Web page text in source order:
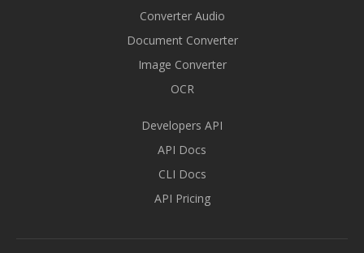
Converter Audio
Document Converter
Image Converter
OCR
Developers API
API Docs
CLI Docs
API Pricing